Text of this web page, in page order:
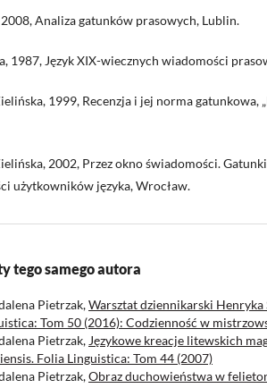
Analiza gatunków prasowych, Lublin.
1987, Język XIX-wiecznych wiadomości
1999, Recenzja i jej norma gatunkowa,
2002, Przez okno świadomości.
użytkowników języka, Wrocław.
tego samego autora
Pietrzak,Warsztat dziennikarski
Tom 50 (2016): Codzienność w
Pietrzak, Językowe kreacje litewskich
Folia Linguistica: Tom 44 (2007)
Pietrzak,Obraz duchowieństwa w